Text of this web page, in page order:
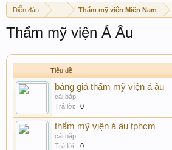
Diễn đàn Thẩm mỹ viện Miền Nam
Thẩm mỹ viện Á Âu
Tiêu đề
bảng giá thẩm mỹ viện á âu
cải bắp
Trả lời:
0
thẩm mỹ viện á âu tphcm
cải bắp
Trả lời:
0